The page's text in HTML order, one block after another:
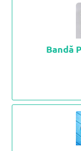
Bandă